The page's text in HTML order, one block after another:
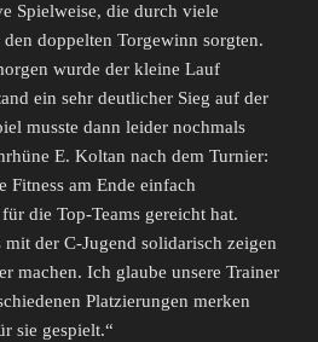
Spielweise, die durch viele
doppelten Torgewinn sorgten.
wurde der kleine Lauf
ein sehr deutlicher Sieg auf der
musste dann leider nochmals
E. Koltan nach dem Turnier:
Fitness am Ende einfach
die Top-Teams gereicht hat.
der C-Jugend solidarisch zeigen
machen. Ich glaube unsere Trainer
Platzierungen merken
sie gespielt.“